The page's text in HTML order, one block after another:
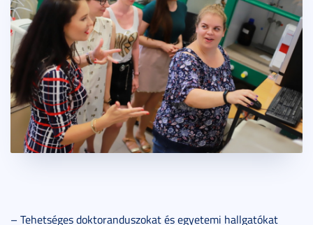
– Tehetséges doktoranduszokat és egyetemi hallgatókat